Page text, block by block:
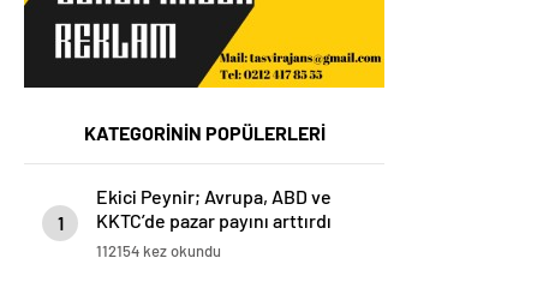
KATEGORİNİN POPÜLERLERİ
1
Ekici Peynir; Avrupa, ABD ve
KKTC’de pazar payını arttırdı
112154 kez okundu